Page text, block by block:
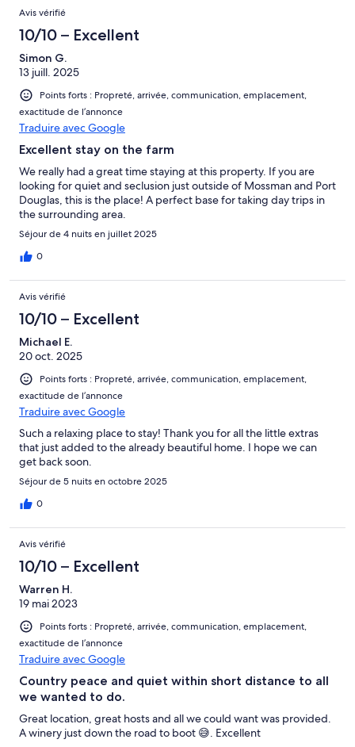
Avis vérifié
10/10 – Excellent
Simon G.
13 juill. 2025
Points forts : Propreté, arrivée, communication, emplacement,
exactitude de l’annonce
Traduire avec Google
Excellent stay on the farm
We really had a great time staying at this property. If you are
looking for quiet and seclusion just outside of Mossman and Port
Douglas, this is the place! A perfect base for taking day trips in
the surrounding area.
Séjour de 4 nuits en juillet 2025
0
Avis vérifié
10/10 – Excellent
Michael E.
20 oct. 2025
Points forts : Propreté, arrivée, communication, emplacement,
exactitude de l’annonce
Traduire avec Google
Such a relaxing place to stay! Thank you for all the little extras
that just added to the already beautiful home. I hope we can
get back soon.
Séjour de 5 nuits en octobre 2025
0
Avis vérifié
10/10 – Excellent
Warren H.
19 mai 2023
Points forts : Propreté, arrivée, communication, emplacement,
exactitude de l’annonce
Traduire avec Google
Country peace and quiet within short distance to all
we wanted to do.
Great location, great hosts and all we could want was provided.
A winery just down the road to boot 😅. Excellent